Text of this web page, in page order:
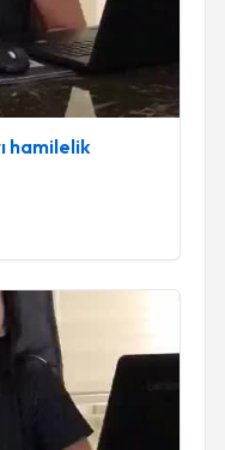
hamilelik